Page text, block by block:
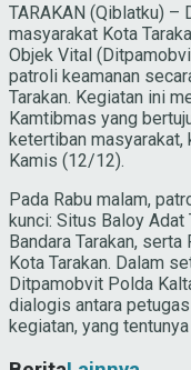
TARAKAN (Qiblatku) –
masyarakat Kota
Objek Vital
patroli keamanan
Tarakan. Kegiatan ini
Kamtibmas yang
ketertiban masyarakat,
Kamis (12/12).
Pada Rabu malam,
kunci: Situs Baloy Adat
Bandara Tarakan, serta
Kota Tarakan. Dalam
Ditpamobvit Polda
dialogis antara
kegiatan, yang